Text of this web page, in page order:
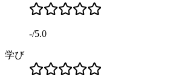
-/5.0
学び